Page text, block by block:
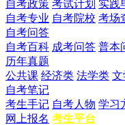
自考政策 考试计划 实践
自考专业 自考院校 考场
自考问答
自考百科 成考问答 普本
历年真题
公共课 经济类 法学类 文
自考笔记
考生手记 自考人物 学习
网上报名 考生平台